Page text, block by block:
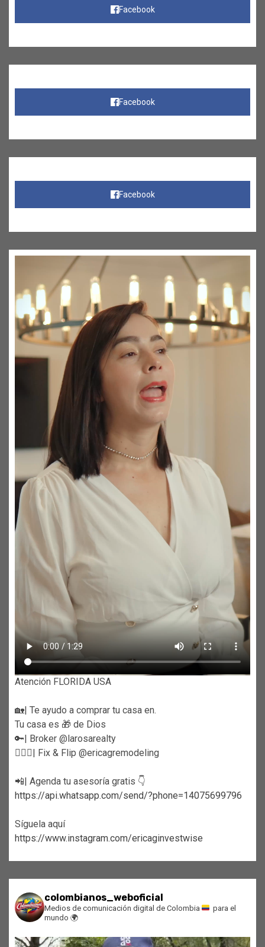
Facebook
Facebook
Facebook
Atención FLORIDA USA
🏡| Te ayudo a comprar tu casa en.
Tu casa es 🎁 de Dios
🔑| Broker @larosarealty
👷🏼‍♀️| Fix & Flip @ericagremodeling
📲| Agenda tu asesoría gratis 👇
https://api.whatsapp.com/send/?phone=14075699796
Síguela aquí
https://www.instagram.com/ericaginvestwise
colombianos_weboficial
Medios de comunicación digital de Colombia
para el
mundo 🌍